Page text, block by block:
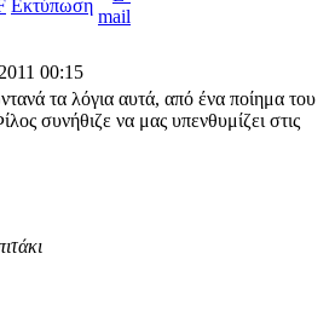
00:15
τα λόγια αυτά, από ένα ποίημα του
συνήθιζε να μας υπενθυμίζει στις